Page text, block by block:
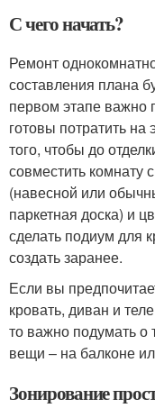
С чего начать?
Ремонт
составления плана
первом этапе важно
готовы потратить
того, чтобы до
совместить комнату
(навесной или
паркетная доска) и
сделать подиум для
создать заранее.
Если вы
кровать, диван и
то важно подумать о
вещи – на балконе
Зонирование